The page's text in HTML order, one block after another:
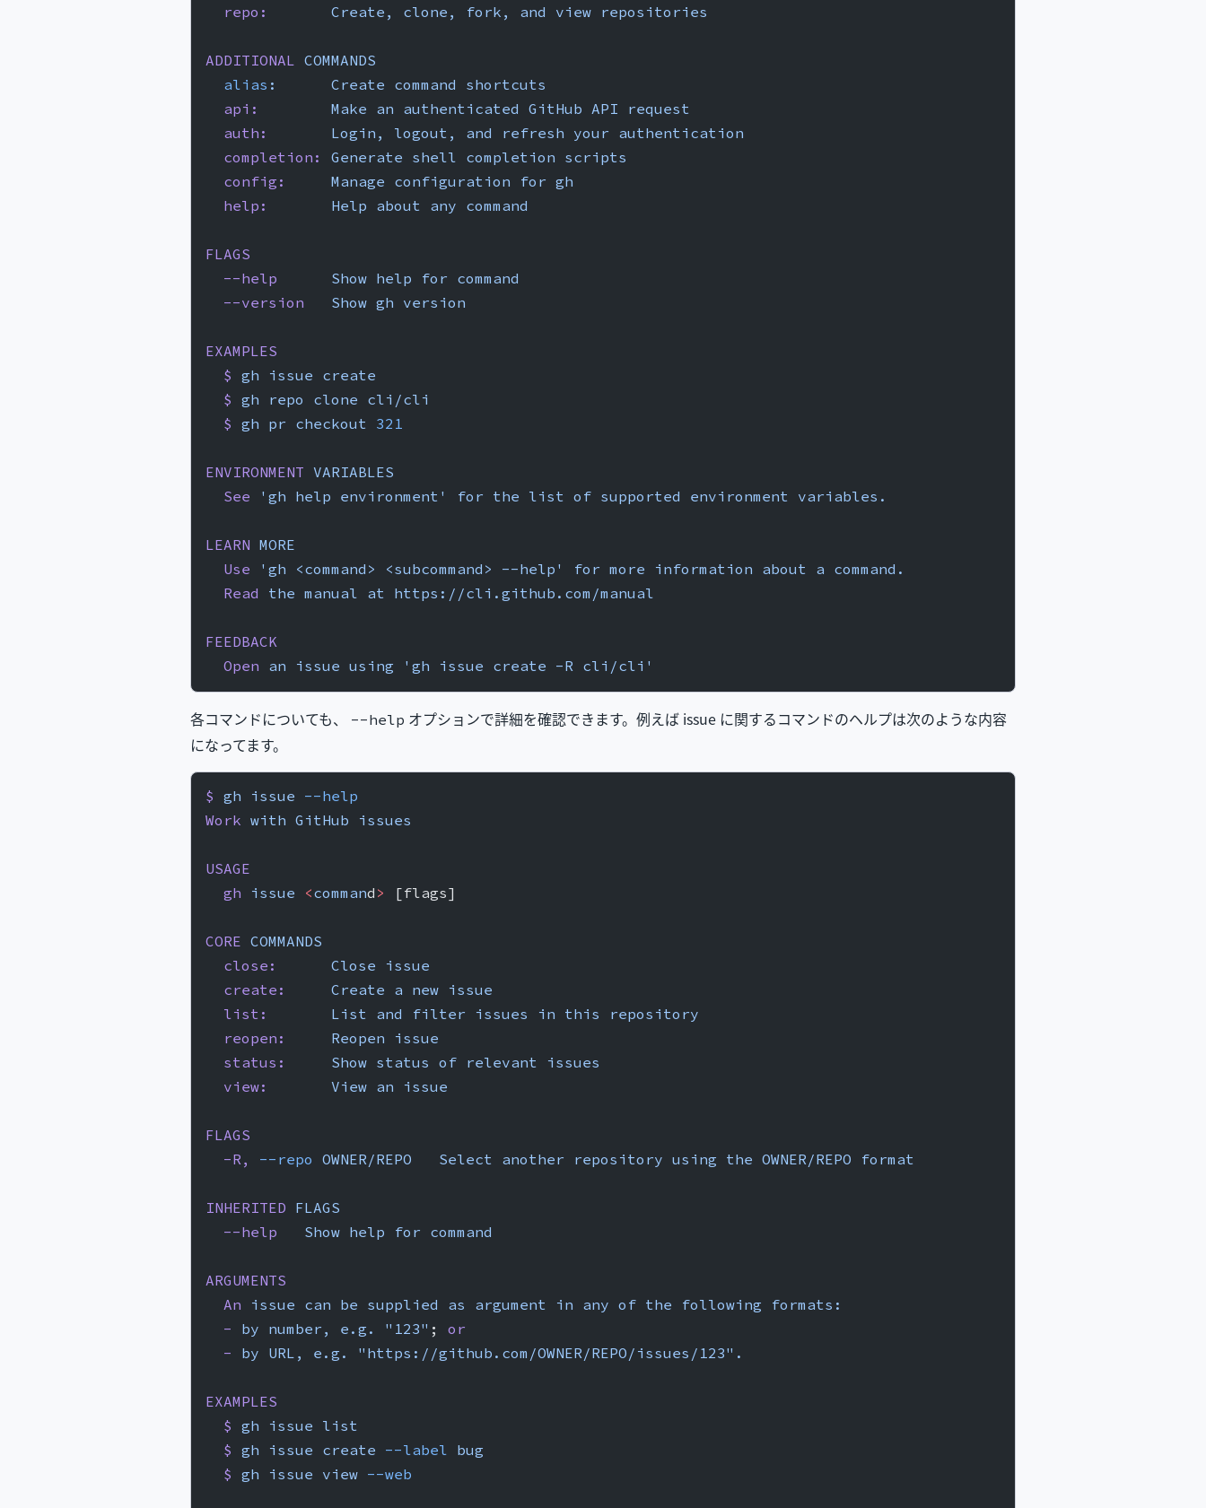
  repo:
       Create,
clone, fork, and view repositories
ADDITIONAL COMMANDS
  alias
:
      Create
command shortcuts
  api:
        Make
an authenticated GitHub API request
  auth:
       Login,
logout, and refresh your authentication
  completion:
Generate shell completion scripts
  config:
     Manage
configuration for gh
  help:
       Help
about any command
FLAGS
  --help
      Show
help for command
  --version
   Show
gh version
EXAMPLES
  $
gh issue create
  $
gh repo clone cli/cli
  $
gh pr checkout 321
ENVIRONMENT VARIABLES
  See
'gh help environment' for the list of supported environment variables.
LEARN MORE
  Use
'gh <command> <subcommand> --help' for more information about a command.
  Read
the manual at https://cli.github.com/manual
FEEDBACK
  Open
an issue using 'gh issue create -R cli/cli'
各コマンドについても、 --help オプションで詳細を確認できます。例えば issue に関するコマンドのヘルプは次のような内容
になってます。
$ gh issue --help
Work with GitHub issues
USAGE
  gh
issue <command> [flags]
CORE COMMANDS
  close:
      Close
issue
  create:
     Create
a new issue
  list:
       List
and filter issues in this repository
  reopen:
     Reopen
issue
  status:
     Show
status of relevant issues
  view:
       View
an issue
FLAGS
  -R,
--repo OWNER/REPO
   Select
another repository using the OWNER/REPO format
INHERITED FLAGS
  --help
   Show
help for command
ARGUMENTS
  An
issue can be supplied as argument in any of the following formats:
  -
by number, e.g. "123" ; or
  -
by URL, e.g. "https://github.com/OWNER/REPO/issues/123".
EXAMPLES
  $
gh issue list
  $
gh issue create --label bug
  $
gh issue view --web